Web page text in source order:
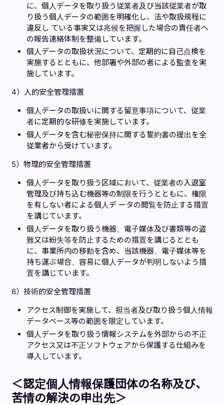
に、個人データを取り扱う従業者及び当該従業者が取
り扱う個人データの範囲を明確化し、法や取扱規程に
違反し ている事実又は兆候を把握した場合の責任者へ
の報告連絡体制を整備しています。
個人データの取扱状況について、定期的に自己点検を
実施するとともに、他部署や外部の者による監査を実
施しています。
4）人的安全管理措置
個人データの取扱いに関する留意事項について、従業
者に定期的な研修を実施しています。
個人データを含む秘密保持に関する誓約書の提出を全
従業者から受けています。
5）物理的安全管理措置
個人データを取り扱う区域において、従業者の入退室
管理及び持ち込む機器等の制限を行うとともに、権限
を有しない者による個人デ ータの閲覧を防止する措置
を講じています。
個人データを取り扱う機器、電子媒体及び書類等の盗
難又は紛失等を防止するための措置を講じるととも
に、事業所内の移動を含め、当該機器、電子媒体等を
持ち運ぶ場合、容易に個人データが判明しないよう措
置を講じています。
6）技術的安全管理措置
アクセス制御を実施して、担当者及び取り扱う個人情報
データベース等の範囲を限定しています。
個人データを取り扱う情報システムを外部からの不正
アクセス又は不正ソフトウェアから保護する仕組みを
導入しています。
＜認定個人情報保護団体の名称及び、
苦情の解決の申出先＞